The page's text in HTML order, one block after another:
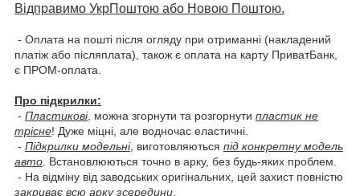
Відправимо УкрПоштою або Новою Поштою.
- Оплата на пошті після огляду при отриманні (накладений
платіж або післяплата), також є оплата на карту ПриватБанк,
є ПРОМ-оплата.
Про підкрилки:
- Пластикові, можна згорнути та розгорнути пластик не
трісне! Дуже міцні, але водночас еластичні.
- Підкрилки модельні, виготовляються під конкретну модель
авто . Встановлюються точно в арку, без будь-яких проблем.
- На відміну від заводських оригінальних, цей захист повністю
закриває всю арку зсередини